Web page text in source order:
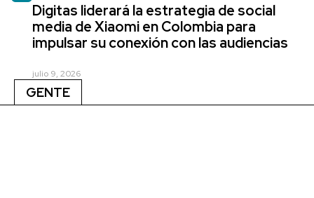
Digitas liderará la estrategia de social
media de Xiaomi en Colombia para
impulsar su conexión con las audiencias
julio 9, 2026
GENTE